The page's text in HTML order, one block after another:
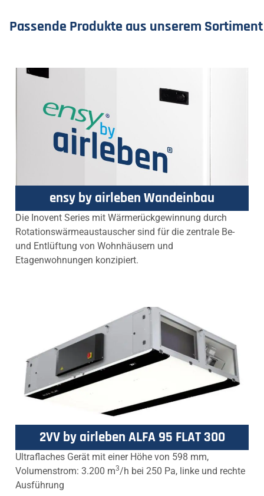
Passende Produkte aus unserem Sortiment
ensy by airleben Wandeinbau
Die Inovent Series mit Wärmerückgewinnung durch
Rotationswärmeaustauscher sind für die zentrale Be-
und Entlüftung von Wohnhäusern und
Etagenwohnungen konzipiert.
2VV by airleben ALFA 95 FLAT 300
Ultraflaches Gerät mit einer Höhe von 598 mm,
Volumenstrom: 3.200 m3/h bei 250 Pa, linke und rechte
Ausführung